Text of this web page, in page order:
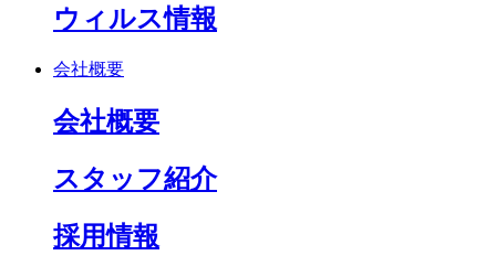
ウィルス情報
会社概要
会社概要
スタッフ紹介
採用情報